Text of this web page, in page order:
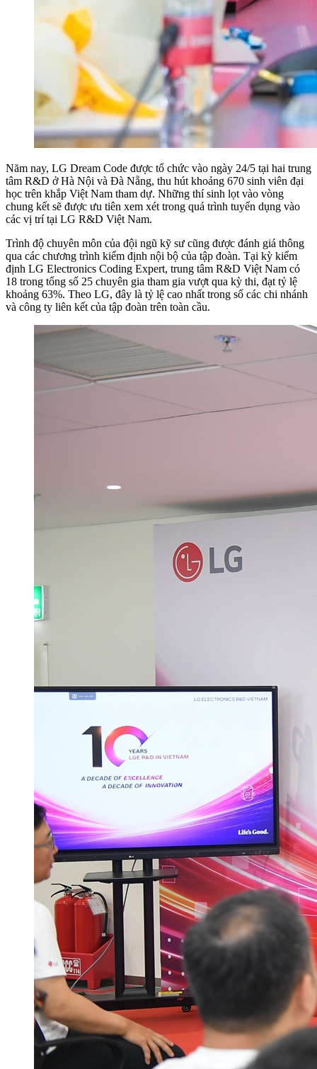
Năm nay, LG Dream Code được tổ chức vào ngày 24/5 tại hai trung
tâm R&D ở Hà Nội và Đà Nẵng, thu hút khoảng 670 sinh viên đại
học trên khắp Việt Nam tham dự. Những thí sinh lọt vào vòng
chung kết sẽ được ưu tiên xem xét trong quá trình tuyển dụng vào
các vị trí tại LG R&D Việt Nam.
Trình độ chuyên môn của đội ngũ kỹ sư cũng được đánh giá thông
qua các chương trình kiểm định nội bộ của tập đoàn. Tại kỳ kiểm
định LG Electronics Coding Expert, trung tâm R&D Việt Nam có
18 trong tổng số 25 chuyên gia tham gia vượt qua kỳ thi, đạt tỷ lệ
khoảng 63%. Theo LG, đây là tỷ lệ cao nhất trong số các chi nhánh
và công ty liên kết của tập đoàn trên toàn cầu.